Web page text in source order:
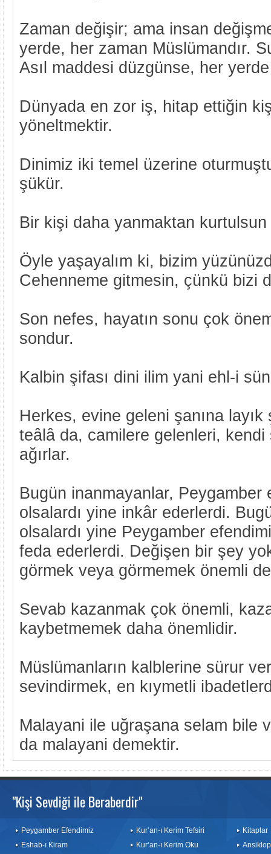
Zaman değişir; ama insan
yerde, her zaman Müslümandır.
Asıl maddesi düzgünse, her
Dünyada en zor iş, hitap ettiğin
yöneltmektir.
Dinimiz iki temel üzerine
şükür.
Bir kişi daha yanmaktan kurtulsun
Öyle yaşayalım ki, bizim
Cehenneme gitmesin, çünkü bizi
Son nefes, hayatın sonu çok
sondur.
Kalbin şifası dini ilim yani ehl-i
Herkes, evine geleni şanına layık
teâlâ da, camilere gelenleri, kendi
ağırlar.
Bugün inanmayanlar, Peygamber
olsalardı yine inkâr ederlerdi.
olsalardı yine Peygamber
feda ederlerdi. Değişen bir şey
görmek veya görmemek önemli
Sevab kazanmak çok önemli,
kaybetmemek daha önemlidir.
Müslümanların kalblerine sürur
sevindirmek, en kıymetli
Malayani ile uğraşana selam bile
da malayani demektir.
"Kişi Sevdiği ile Beraberdir"
Peygamber Efendimiz
Eshab-ı Kiram
Kur’an-ı Kerim Tefsiri
Kur’an-ı Kerim Oku
Kitaplar